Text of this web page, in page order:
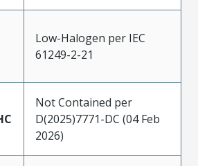
Low-Halogen per IEC
61249-2-21
Not Contained per
D(2025)7771-DC (04 Feb
2026)